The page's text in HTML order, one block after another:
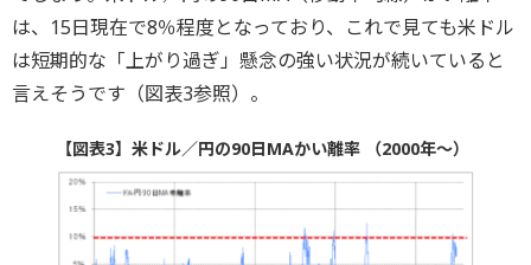
は、15日現在で8％程度となっており、これで見ても米ドル
は短期的な「上がり過ぎ」懸念の強い状況が続いていると
言えそうです（図表3参照）。
【図表3】米ドル／円の90日MAかい離率 （2000年～）